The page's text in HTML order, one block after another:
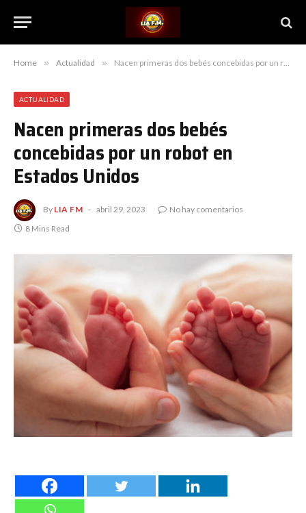
Home » Actualidad » Nacen primeras dos bebés concebidas por un robot en Estados Unidos
ACTUALIDAD
Nacen primeras dos bebés
concebidas por un robot en
Estados Unidos
By LIA FM abril 29, 2023
No hay comentarios
8 Mins Read